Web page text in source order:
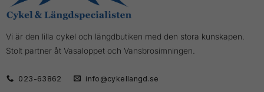
Vi är den lilla cykel och längdbutiken med den stora kunskapen.
Stolt partner åt Vasaloppet och Vansbrosimningen.
023-63862 info@cykellangd.se